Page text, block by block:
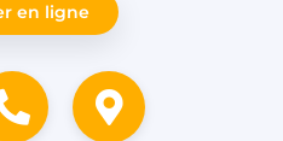
en ligne